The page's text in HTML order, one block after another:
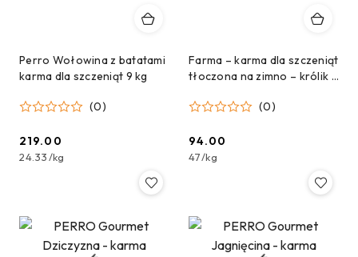
Perro Wołowina z batatami
karma dla szczeniąt 9 kg
(0)
Cena:
219.00
24.33/kg
Farma – karma dla szczeniąt
tłoczona na zimno – królik –
(0)
Cena:
94.00
47/kg